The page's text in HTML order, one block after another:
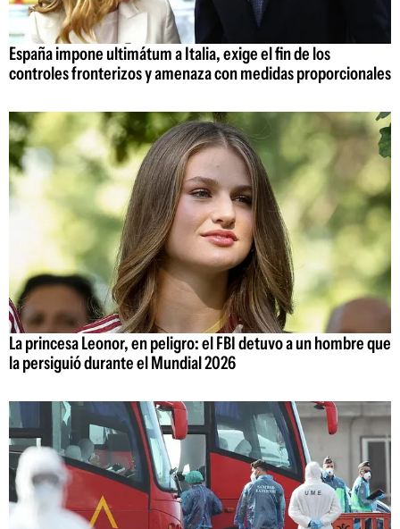
España impone ultimátum a Italia, exige el fin de los
controles fronterizos y amenaza con medidas proporcionales
La princesa Leonor, en peligro: el FBI detuvo a un hombre que
la persiguió durante el Mundial 2026